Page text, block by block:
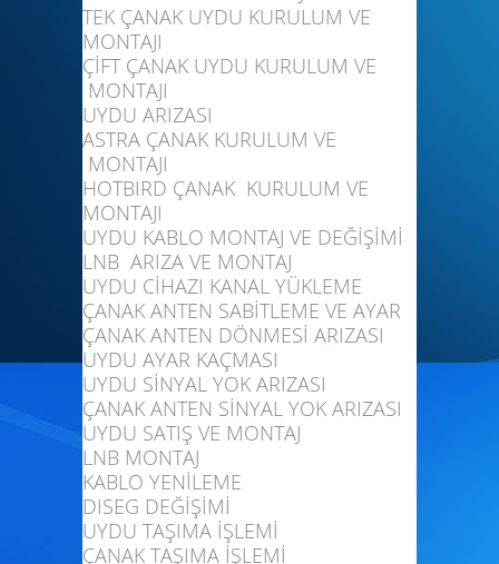
TEK ÇANAK UYDU KURULUM VE
MONTAJI
ÇİFT ÇANAK UYDU KURULUM VE
MONTAJI
UYDU ARIZASI
ASTRA ÇANAK KURULUM VE
MONTAJI
HOTBIRD ÇANAK KURULUM VE
MONTAJI
UYDU KABLO MONTAJ VE DEĞİŞİMİ
LNB ARIZA VE MONTAJ
UYDU CİHAZI KANAL YÜKLEME
ÇANAK ANTEN SABİTLEME VE AYAR
ÇANAK ANTEN DÖNMESİ ARIZASI
UYDU AYAR KAÇMASI
UYDU SİNYAL YOK ARIZASI
ÇANAK ANTEN SİNYAL YOK ARIZASI
UYDU SATIŞ VE MONTAJ
LNB MONTAJ
KABLO YENİLEME
DISEG DEĞİŞİMİ
UYDU TAŞIMA İŞLEMİ
ÇANAK TAŞIMA İŞLEMİ